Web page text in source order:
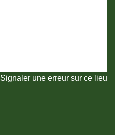
Signaler une erreur sur ce lieu